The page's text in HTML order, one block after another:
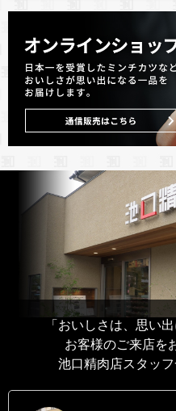
「おいしさは、思い
お客様のご来店を
池口精肉店スタッフ